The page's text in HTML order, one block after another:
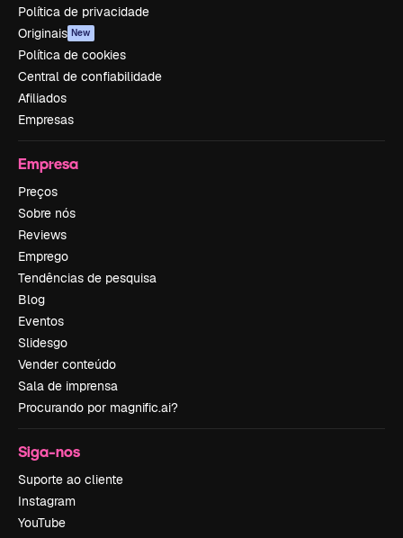
Política de privacidade
Originais New
Política de cookies
Central de confiabilidade
Afiliados
Empresas
Empresa
Preços
Sobre nós
Reviews
Emprego
Tendências de pesquisa
Blog
Eventos
Slidesgo
Vender conteúdo
Sala de imprensa
Procurando por magnific.ai?
Siga-nos
Suporte ao cliente
Instagram
YouTube